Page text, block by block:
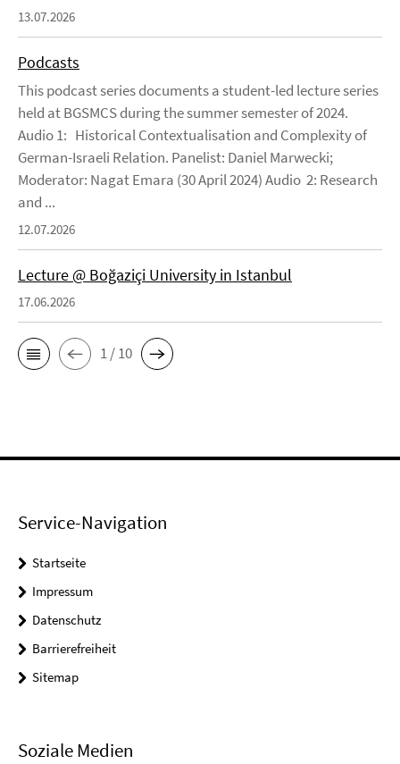
13.07.2026
Podcasts
This podcast series documents a student-led lecture series
held at BGSMCS during the summer semester of 2024.
Audio 1: Historical Contextualisation and Complexity of
German-Israeli Relation. Panelist: Daniel Marwecki;
Moderator: Nagat Emara (30 April 2024) Audio 2: Research
and ...
12.07.2026
Lecture @ Boğaziçi University in Istanbul
17.06.2026
1 / 10
Service-Navigation
Startseite
Impressum
Datenschutz
Barrierefreiheit
Sitemap
Soziale Medien